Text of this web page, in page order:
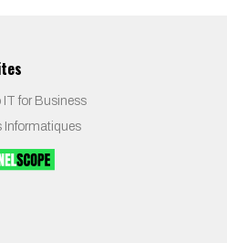
IT for Business
Informatiques